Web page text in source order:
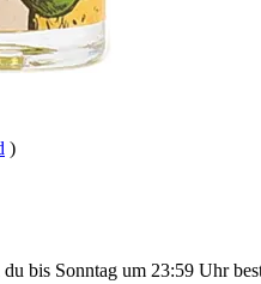
)
du bis Sonntag um 23:59 Uhr